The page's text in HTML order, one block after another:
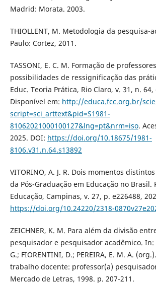
Madrid: Morata. 2003.
THIOLLENT, M. Metodologia da pesquisa-
Paulo: Cortez, 2011.
TASSONI, E. C. M. Formação de
possibilidades de ressignificação das
Educ. Teoria Prática, Rio Claro, v. 31, n.
Disponível em: http://educa.fcc.org.br/
script=sci_arttext&pid=S1981-
81062021000100127&lng=pt&nrm=iso.
2025. DOI: https://doi.org/10.18675/1981-
8106.v31.n.64.s13892
VITORINO, A. J. R. Dois momentos
da Pós-Graduação em Educação no Brasil.
Educação, Campinas, v. 27, p. e226488,
https://doi.org/10.24220/2318-
ZEICHNER, K. M. Para além da divisão
pesquisador e pesquisador acadêmico. In:
G.; FIORENTINI, D.; PEREIRA, E. M. A.
trabalho docente: professor(a)
Mercado de Letras, 1998. p. 207-211.